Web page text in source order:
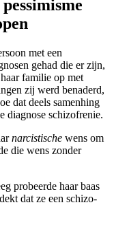
met een
gehad die er zijn,
familie op met
zij werd benaderd,
dat deels samenhing
diagnose schizofrenie.
narcistische wens om
die wens zonder
probeerde haar baas
dat ze een schizo-